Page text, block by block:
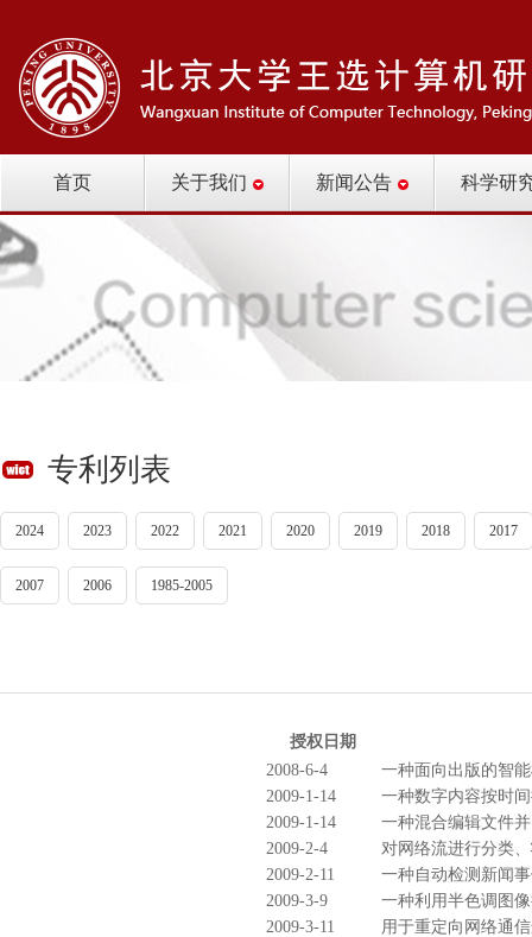
首页 关于我们 新闻公告 科学研
专利列表
2024 2023 2022 2021 2020 2019 2018 2017
2007 2006 1985-2005
授权日期
2008-6-4
一种面向出版的智
2009-1-14
一种数字内容按时
2009-1-14
一种混合编辑文件
2009-2-4
对网络流进行分类
2009-2-11
一种自动检测新闻
2009-3-9
一种利用半色调图
2009-3-11
用于重定向网络通